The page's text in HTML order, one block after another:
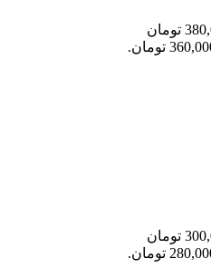
قیمت اصلی: 380,000 تومان
قیمت اصلی: 300,000 تومان